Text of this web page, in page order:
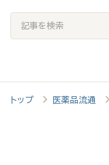
記
事
検
索
トップ 医薬品流通